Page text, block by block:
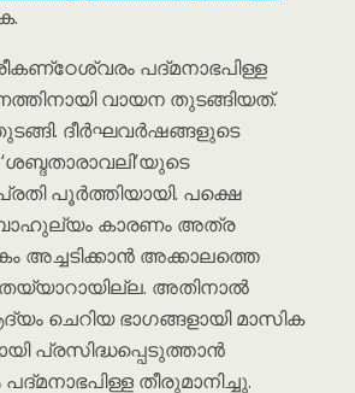
പദ്മനാഭപിള്ള
വായന തുടങ്ങിയത്.
ദീർഘവർഷങ്ങളുടെ
പൂര്‍ത്തിയായി. പക്ഷെ
ബാഹുല്യം കാരണം അത്ര
അച്ചടിക്കാന്‍ അക്കാലത്തെ
അതിനാൽ
ചെറിയ ഭാഗങ്ങളായി മാസിക
പ്രസിദ്ധപ്പെടുത്താന്‍
തീരുമാനിച്ചു.